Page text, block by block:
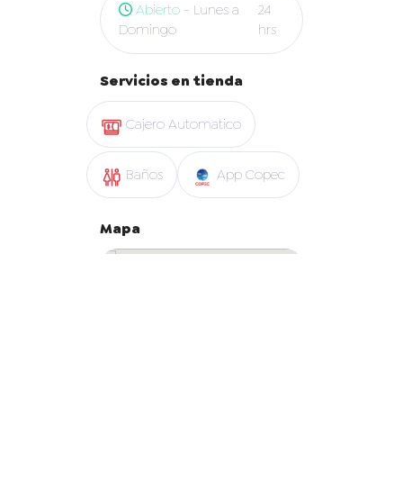
Abierto - Lunes a
Domingo
24
hrs
Servicios en tienda
Cajero Automatico
Baños App Copec
Mapa